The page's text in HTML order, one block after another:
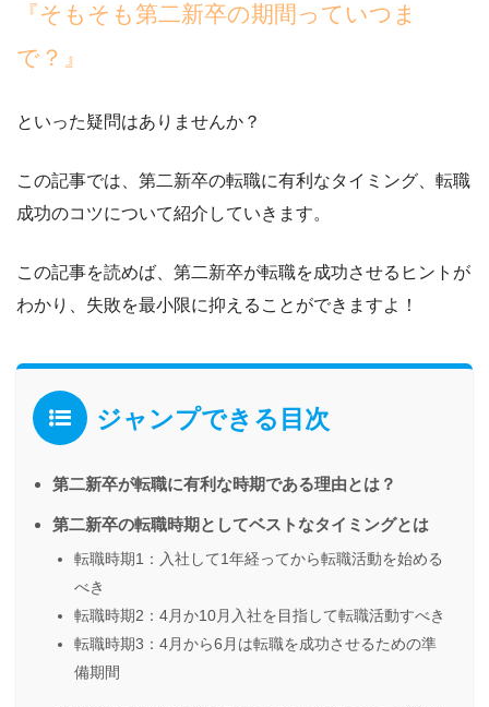
『そもそも第二新卒の期間っていつま
で？』
といった疑問はありませんか？
この記事では、 第二新卒の転職に有利なタイミング、転職
成功のコツについて紹介していきます。
この記事を読めば、 第二新卒が転職を成功させるヒント が
わかり、失敗を最小限に抑えることができますよ！
ジャンプできる目次
第二新卒が転職に有利な時期である理由とは？
第二新卒の転職時期としてベストなタイミングとは
転職時期1：入社して1年経ってから転職活動を始める
べき
転職時期2：4月か10月入社を目指して転職活動すべき
転職時期3：4月から6月は転職を成功させるための準
備期間